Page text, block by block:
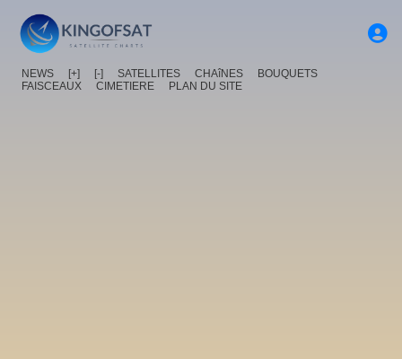
NEWS [+] [-] SATELLITES CHAîNES
BOUQUETS
FAISCEAUX
CIMETIERE PLAN DU SITE